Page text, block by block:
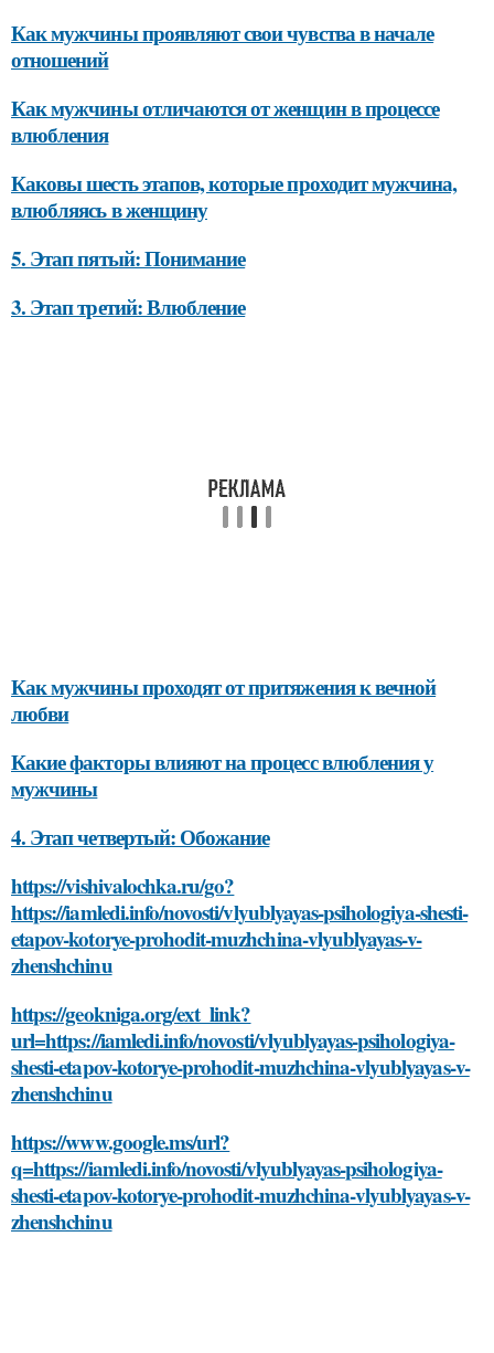
Как мужчины проявляют свои чувства в начале
отношений
Как мужчины отличаются от женщин в процессе
влюбления
Каковы шесть этапов, которые проходит мужчина,
влюбляясь в женщину
5. Этап пятый: Понимание
3. Этап третий: Влюбление
Как мужчины проходят от притяжения к вечной
любви
Какие факторы влияют на процесс влюбления у
мужчины
4. Этап четвертый: Обожание
https://vishivalochka.ru/go?
https://iamledi.info/novosti/vlyublyayas-psihologiya-shesti-
etapov-kotorye-prohodit-muzhchina-vlyublyayas-v-
zhenshchinu
https://geokniga.org/ext_link?
url=https://iamledi.info/novosti/vlyublyayas-psihologiya-
shesti-etapov-kotorye-prohodit-muzhchina-vlyublyayas-v-
zhenshchinu
https://www.google.ms/url?
q=https://iamledi.info/novosti/vlyublyayas-psihologiya-
shesti-etapov-kotorye-prohodit-muzhchina-vlyublyayas-v-
zhenshchinu